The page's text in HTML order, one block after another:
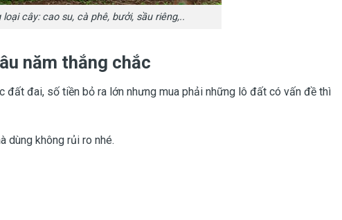
cây: cao su, cà phê, bưởi, sầu riêng,..
năm thắng chắc
đai, số tiền bỏ ra lớn nhưng mua phải những lô đất có vấn đề thì
dùng không rủi ro nhé.